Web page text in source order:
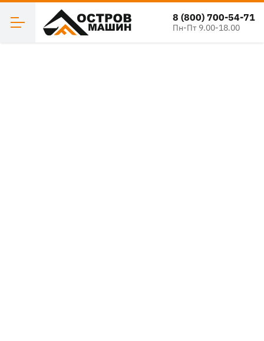
8 (800) 700-54-71
Пн-Пт 9.00-18.00